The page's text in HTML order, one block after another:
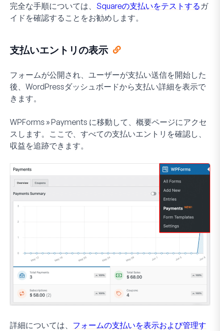
完全な手順については、 Squareの支払いをテストする ガ
イドを確認することをお勧めします。
支払いエントリの表示
フォームが公開され、ユーザーが支払い送信を開始した
後、WordPressダッシュボードから支払い詳細を表示で
きます。
WPForms »Payments に移動して、概要ページにアクセ
スします。ここで、すべての支払いエントリを確認し、
収益を追跡できます。
詳細については、 フォームの支払いを表示および管理す